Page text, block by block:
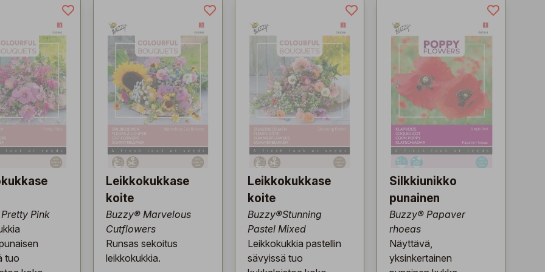
Pink
tuo
Leikkokukkase
koite
Buzzy® Marvelous
Cutflowers
Runsas sekoitus
leikkokukkia.
Leikkokukkase
koite
Buzzy®Stunning
Pastel Mixed
Leikkokukkia pastellin
sävyissä tuo
Silkkiunikko
punainen
Buzzy® Papaver
rhoeas
Näyttävä,
yksinkertainen